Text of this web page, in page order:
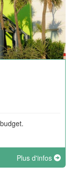
Plus d'infos